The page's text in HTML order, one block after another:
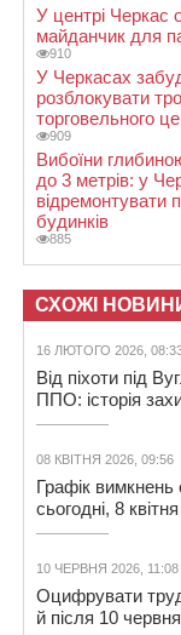
У центрі Черкас
майданчик для
910
У Черкасах
розблокувати
торговельного
909
Вибоїни
до 3 метрів: у
відремонтувати
будинків
885
СХОЖІ
16 ЛЮТОГО 2026,
Від піхоти під
ППО: історія
08 КВІТНЯ 2026, 09:56
Графік вимкнень
сьогодні, 8 квітня
10 ЧЕРВНЯ 2026, 11:08
Оцифрувати
й після 10